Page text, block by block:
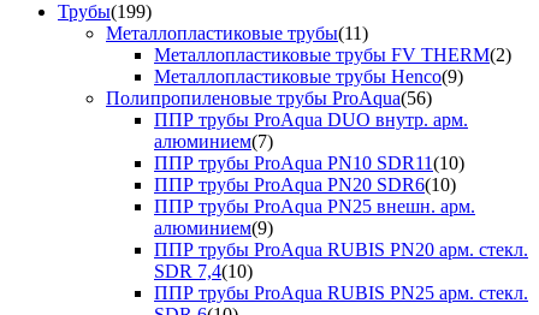
Трубы(199)
Металлопластиковые трубы(11)
Металлопластиковые трубы FV THERM(2)
Металлопластиковые трубы Henco(9)
Полипропиленовые трубы ProAqua(56)
ППР трубы ProAqua DUO внутр. арм.
алюминием(7)
ППР трубы ProAqua PN10 SDR11(10)
ППР трубы ProAqua PN20 SDR6(10)
ППР трубы ProAqua PN25 внешн. арм.
алюминием(9)
ППР трубы ProAqua RUBIS PN20 арм. стекл.
SDR 7,4(10)
ППР трубы ProAqua RUBIS PN25 арм. стекл.